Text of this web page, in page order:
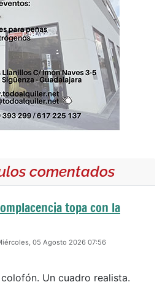
comentados
topa con la
05 Agosto 2026 07:56
Un cuadro realista.